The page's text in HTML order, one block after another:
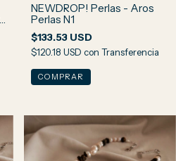
NEWDROP! Perlas - Aros
Perlas N1
$133.53 USD
$120.18 USD con Transferencia